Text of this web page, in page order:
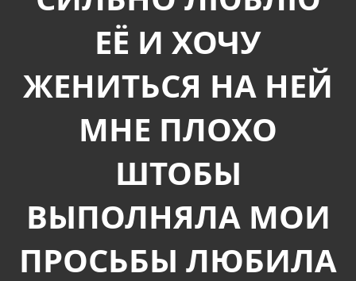
ЕЁ И ХОЧУ
ЖЕНИТЬСЯ НА НЕЙ
МНЕ ПЛОХО
ШТОБЫ
ВЫПОЛНЯЛА МОИ
ПРОСЬБЫ ЛЮБИЛА